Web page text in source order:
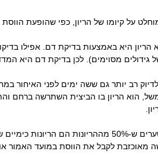
על קיומו של הריון, כפי שהופעת
היא באמצעות בדיקת דם. אפילו
מסוימים). לכן בדיקת דם היא
רב יותר גם ששה ימים לפני האיחור
הריון זה בדרך כלל נופל לבד, ויש המשערים
מאוכזבת לקבל את הווסת במועד האמור